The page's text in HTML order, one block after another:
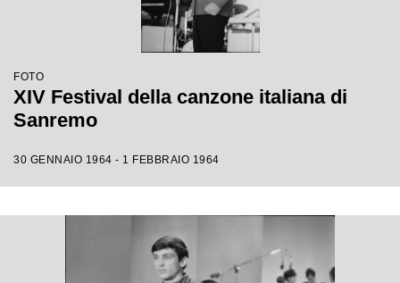
FOTO
XIV Festival della canzone italiana di
Sanremo
30 GENNAIO 1964 - 1 FEBBRAIO 1964